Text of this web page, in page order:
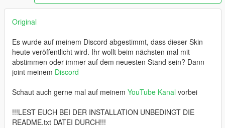
Original
Es wurde auf meinem Discord abgestimmt, dass dieser Skin
heute veröffentlicht wird. Ihr wollt beim nächsten mal mit
abstimmen oder immer auf dem neuesten Stand sein? Dann
joint meinem Discord
Schaut auch gerne mal auf meinem YouTube Kanal vorbei
!!!LEST EUCH BEI DER INSTALLATION UNBEDINGT DIE
README.txt DATEI DURCH!!!